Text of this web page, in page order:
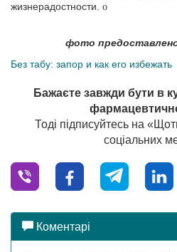
жизнерадостности. o
фото
Без табу: запор и как его избежать
Бажаєте завжди бути в
Тоді підписуйтесь на
соціальних
Коментарі